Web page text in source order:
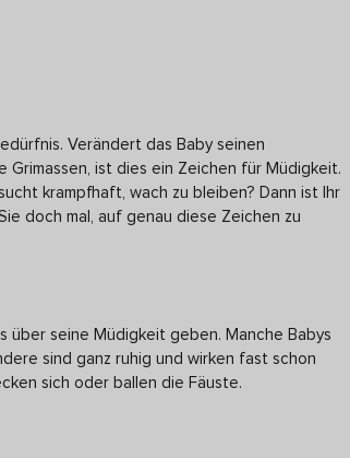
Verändert das Baby seinen
ist dies ein Zeichen für Müdigkeit.
krampfhaft, wach zu bleiben? Dann ist Ihr
doch mal, auf genau diese Zeichen zu
über seine Müdigkeit geben. Manche Babys
sind ganz ruhig und wirken fast schon
sich oder ballen die Fäuste.